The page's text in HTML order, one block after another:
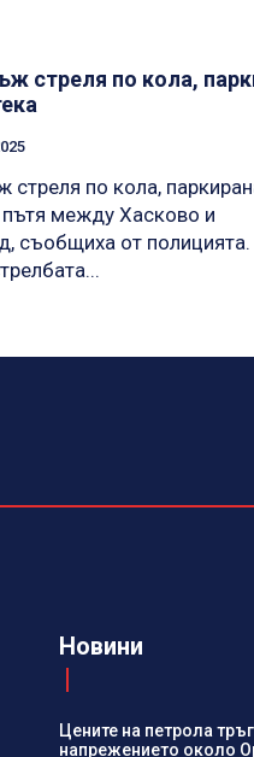
стреля по кола,
по кола,
между Хасково и
съобщиха от полицията.
Новини
Цените на петрола
напрежението около